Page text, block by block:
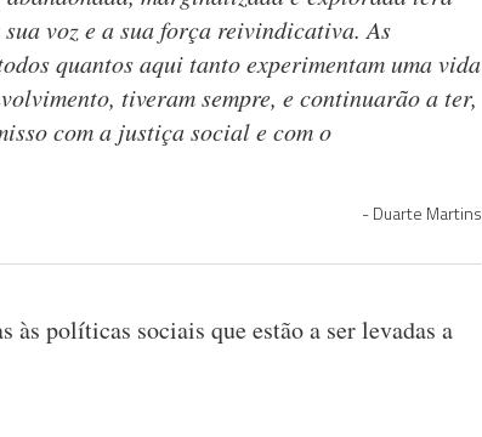
voz e a sua força reivindicativa. As
quantos aqui tanto experimentam uma vida
tiveram sempre, e continuarão a ter,
com a justiça social e com o
Duarte Martins
às políticas sociais que estão a ser levadas a